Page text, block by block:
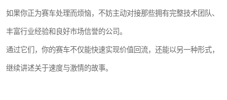
如果你正为赛车处理而烦恼，不妨主动对接那些拥有完整技术团队、
丰富行业经验和良好市场信誉的公司。
通过它们，你的赛车不仅能快速实现价值回流，还能以另一种形式，
继续讲述关于速度与激情的故事。